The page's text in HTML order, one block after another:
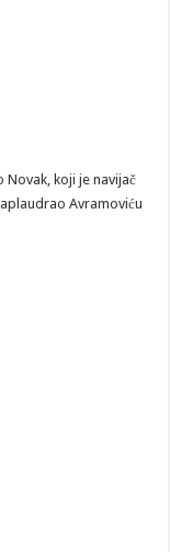
Novak, koji je navijač
Avramoviću